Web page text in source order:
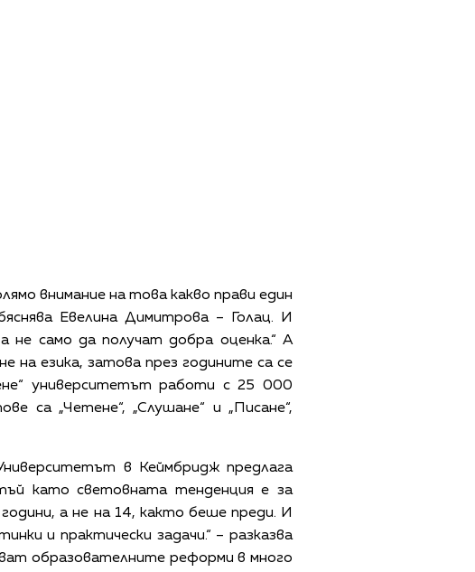
внимание на това какво прави един
Евелина Димитрова – Голац. И
не само да получат добра оценка.“ А
на езика, затова през годините са се
университетът работи с 25 000
са „Четене“, „Слушане“ и „Писане“,
в Кеймбридж предлага
като световната тенденция е за
а не на 14, както беше преди. И
и практически задачи.“ – разказва
образователните реформи в много